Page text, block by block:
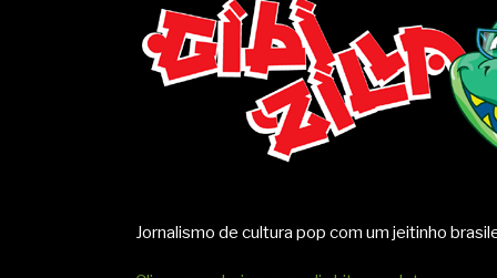
Jornalismo de cultura pop com um jeitinho